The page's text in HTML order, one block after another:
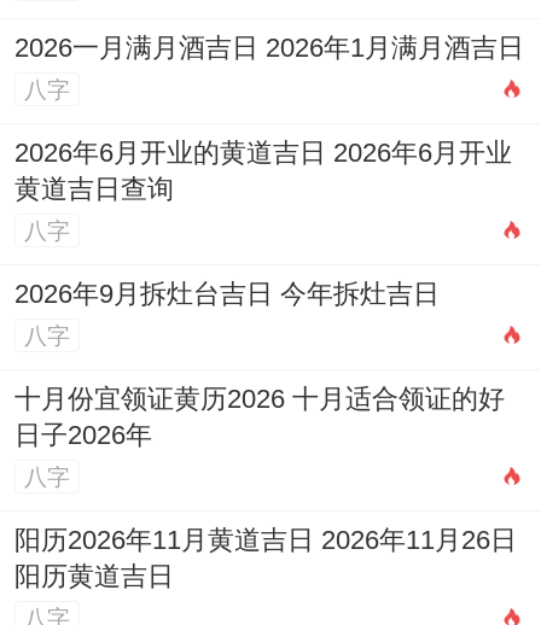
2026一月满月酒吉日 2026年1月满月酒吉日
八字
2026年6月开业的黄道吉日 2026年6月开业
黄道吉日查询
八字
2026年9月拆灶台吉日 今年拆灶吉日
八字
十月份宜领证黄历2026 十月适合领证的好
日子2026年
八字
阳历2026年11月黄道吉日 2026年11月26日
阳历黄道吉日
八字